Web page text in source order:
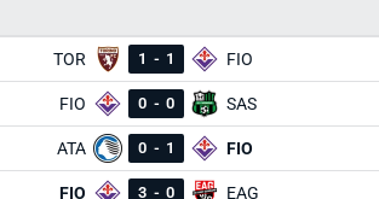
TOR 1 - 1 FIO
FIO 0 - 0 SAS
ATA 0 - 1 FIO
FIO 3 - 0 EAG